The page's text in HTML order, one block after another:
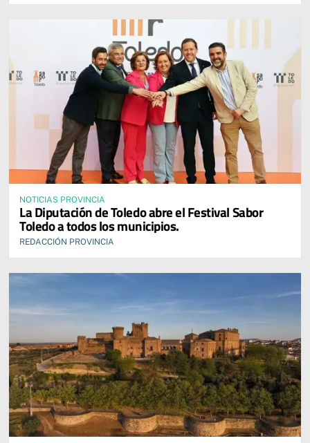
NOTICIAS PROVINCIA
La Diputación de Toledo abre el Festival Sabor
Toledo a todos los municipios.
REDACCIÓN PROVINCIA